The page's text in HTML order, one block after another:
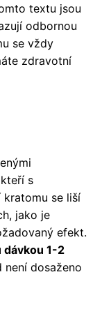
textu jsou
odbornou
se vždy
zdravotní
s
kratomu se liší
jako je
efekt.
dávkou 1-2
dosaženo